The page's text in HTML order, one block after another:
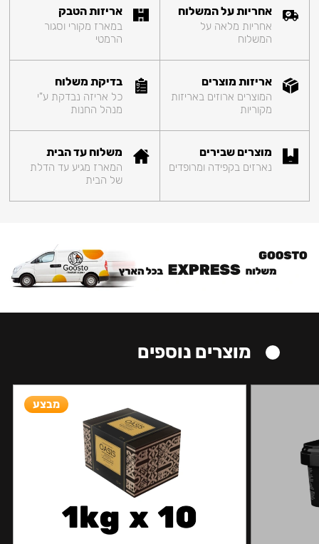
אחריות על המשלוח
אחריות מלאה על
המשלוח
אריזות הטבק
במארז מקורי וסגור
הרמטי
אריזות מוצרים
המוצרים ארוזים באריזות
מקוריות
בדיקת משלוח
כל אריזה נבדקת ע"י
מנהל החנות
מוצרים שבירים
נארזים בקפידה ומרופדים
משלוח עד הבית
המארז מגיע עד הדלת
של הבית
מוצרים נוספים
מבצע